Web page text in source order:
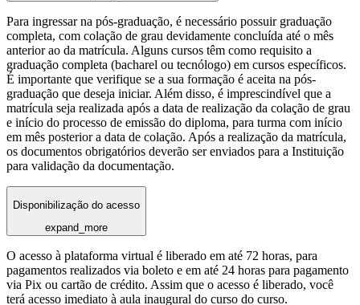
Para ingressar na pós-graduação, é necessário possuir graduação
completa, com colação de grau devidamente concluída até o mês
anterior ao da matrícula. Alguns cursos têm como requisito a
graduação completa (bacharel ou tecnólogo) em cursos específicos.
É importante que verifique se a sua formação é aceita na pós-
graduação que deseja iniciar. Além disso, é imprescindível que a
matrícula seja realizada após a data de realização da colação de grau
e início do processo de emissão do diploma, para turma com início
em mês posterior a data de colação. Após a realização da matrícula,
os documentos obrigatórios deverão ser enviados para a Instituição
para validação da documentação.
Disponibilização do acesso
expand_more
O acesso à plataforma virtual é liberado em até 72 horas, para
pagamentos realizados via boleto e em até 24 horas para pagamento
via Pix ou cartão de crédito. Assim que o acesso é liberado, você
terá acesso imediato à aula inaugural do curso do curso.